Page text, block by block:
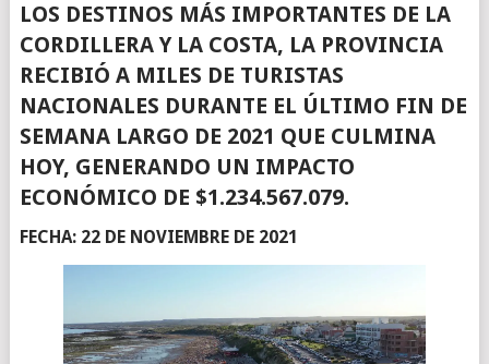
LOS DESTINOS MÁS IMPORTANTES DE LA
CORDILLERA Y LA COSTA, LA PROVINCIA
RECIBIÓ A MILES DE TURISTAS
NACIONALES DURANTE EL ÚLTIMO FIN DE
SEMANA LARGO DE 2021 QUE CULMINA
HOY, GENERANDO UN IMPACTO
ECONÓMICO DE $1.234.567.079.
FECHA: 22 DE NOVIEMBRE DE 2021